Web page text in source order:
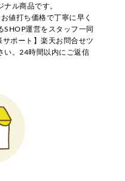
ル商品です。
値打ち価格で丁寧に早く
SHOP運営をスタッフ一同
ポート】楽天お問合せツ
い。24時間以内にご返信